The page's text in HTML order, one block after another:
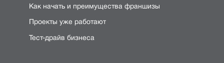
Тест-драйв бизнеса
Проекты уже работают
Как начать и преимущества франшизы